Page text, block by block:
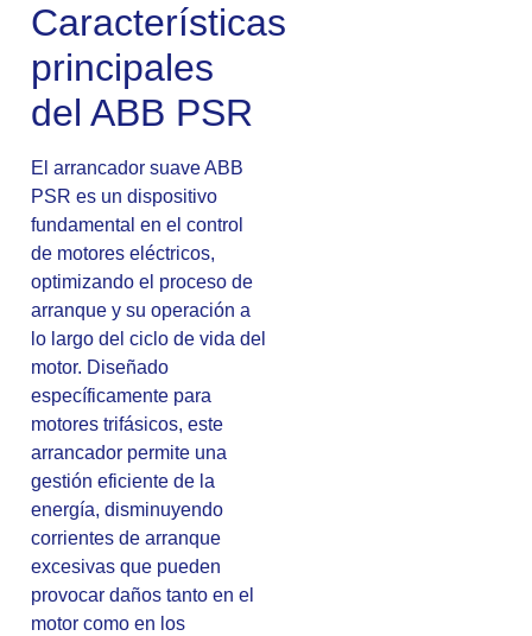
Características
principales
del ABB PSR
El arrancador suave ABB
PSR es un dispositivo
fundamental en el control
de motores eléctricos,
optimizando el proceso de
arranque y su operación a
lo largo del ciclo de vida del
motor. Diseñado
específicamente para
motores trifásicos, este
arrancador permite una
gestión eficiente de la
energía, disminuyendo
corrientes de arranque
excesivas que pueden
provocar daños tanto en el
motor como en los